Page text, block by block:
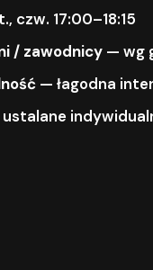
czw. 17:00–18:15
/ zawodnicy — wg
— łagodna